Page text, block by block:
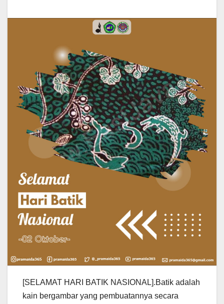
[SELAMAT HARI BATIK NASIONAL].Batik adalah
kain bergambar yang pembuatannya secara